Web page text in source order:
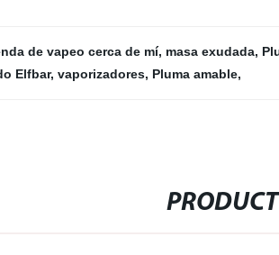
de vapeo cerca de mí, masa exudada,
Elfbar, vaporizadores, Pluma amable,